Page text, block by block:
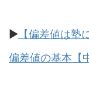
▶︎ 【偏差値は
偏差値の基本【